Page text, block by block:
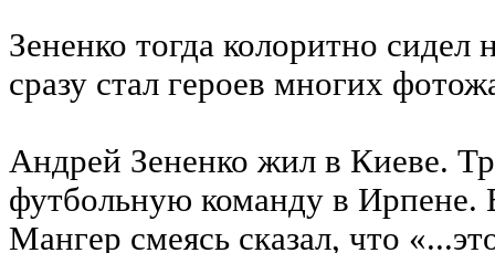
Зененко тогда колоритно сидел
сразу стал героев многих
Андрей Зененко жил в Киеве.
футбольную команду в Ирпене.
Мангер смеясь сказал, что